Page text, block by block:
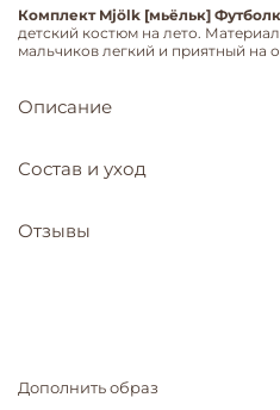
Комплект Mjölk [мьёльк]
детский костюм на лето.
мальчиков легкий и приятный на
Описание
Состав и уход
Отзывы
Дополнить образ